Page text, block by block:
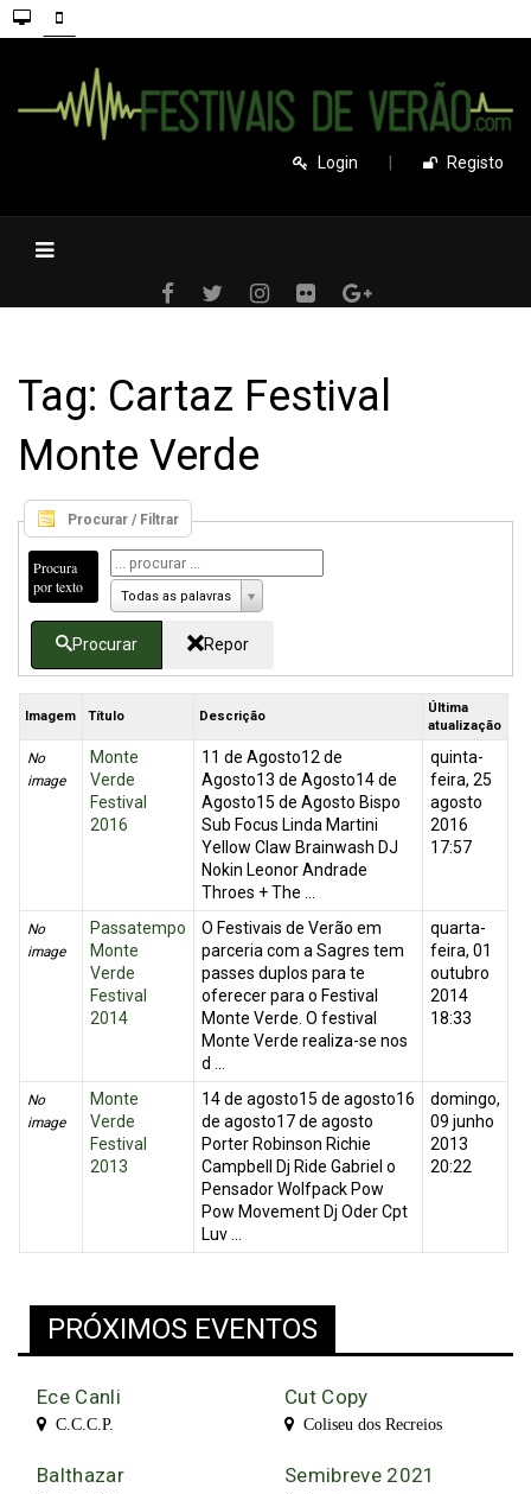
Login Registo
Tag: Cartaz Festival
Monte Verde
Procurar / Filtrar
Procura
por texto
Todas as palavras
Procurar Repor
Imagem Título Descrição
Última
atualização
No
image
Monte
Verde
Festival
2016
11 de Agosto12 de
Agosto13 de Agosto14 de
Agosto15 de Agosto Bispo
Sub Focus Linda Martini
Yellow Claw Brainwash DJ
Nokin Leonor Andrade
Throes + The ...
quinta-
feira, 25
agosto
2016
17:57
No
image
Passatempo
Monte
Verde
Festival
2014
O Festivais de Verão em
parceria com a Sagres tem
passes duplos para te
oferecer para o Festival
Monte Verde. O festival
Monte Verde realiza-se nos
d ...
quarta-
feira, 01
outubro
2014
18:33
No
image
Monte
Verde
Festival
2013
14 de agosto15 de agosto16
de agosto17 de agosto
Porter Robinson Richie
Campbell Dj Ride Gabriel o
Pensador Wolfpack Pow
Pow Movement Dj Oder Cpt
Luv ...
domingo,
09 junho
2013
20:22
PRÓXIMOS EVENTOS
Ece Canli
C.C.C.P.
Cut Copy
Coliseu dos Recreios
Balthazar Semibreve 2021